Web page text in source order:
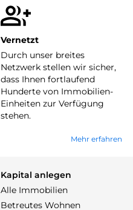
Vernetzt
Durch unser breites
Netzwerk stellen wir sicher,
dass Ihnen fortlaufend
Hunderte von Immobilien-
Einheiten zur Verfügung
stehen.
Mehr erfahren
Kapital anlegen
Alle Immobilien
Betreutes Wohnen